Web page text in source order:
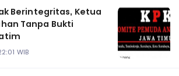
Berintegritas, Ketua
Tanpa Bukti
WIB